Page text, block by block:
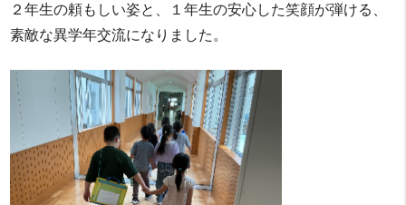
２年生の頼もしい姿と、１年生の安心した笑顔が弾ける、
素敵な異学年交流になりました。